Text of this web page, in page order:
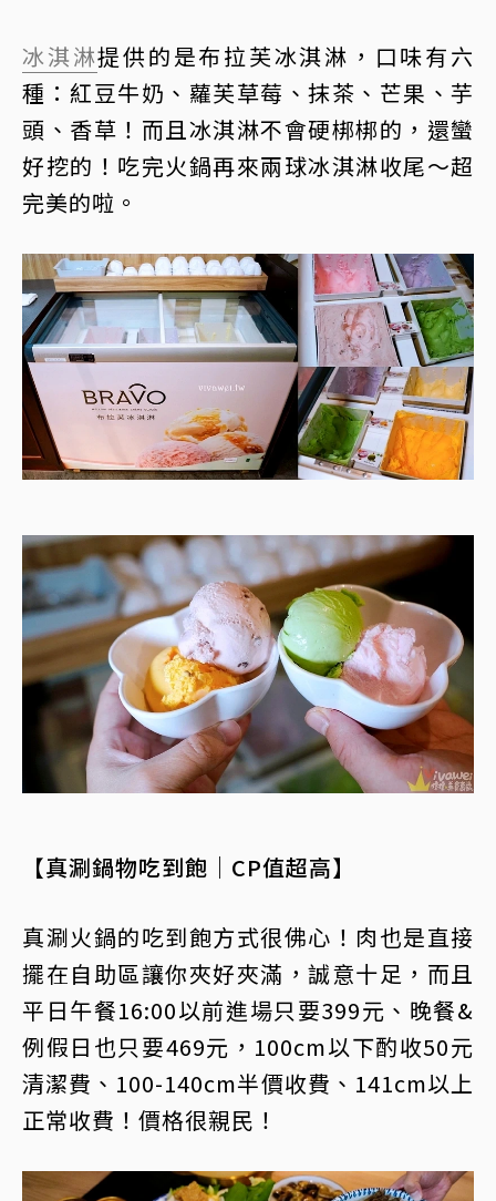
冰淇淋提供的是布拉芙冰淇淋，口味有六
種：紅豆牛奶、蘿芙草莓、抹茶、芒果、芋
頭、香草！而且冰淇淋不會硬梆梆的，還蠻
好挖的！吃完火鍋再來兩球冰淇淋收尾～超
完美的啦。
【真涮鍋物吃到飽｜CP值超高】
真涮火鍋的吃到飽方式很佛心！肉也是直接
擺在自助區讓你夾好夾滿，誠意十足，而且
平日午餐16:00以前進場只要399元、晚餐&
例假日也只要469元，100cm以下酌收50元
清潔費、100-140cm半價收費、141cm以上
正常收費！價格很親民！